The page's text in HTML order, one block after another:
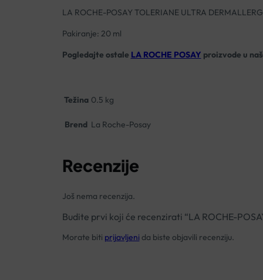
LA ROCHE-POSAY TOLERIANE ULTRA
Pakiranje: 20 ml
Pogledajte ostale LA ROCHE POSAY proizvode u
Težina 0.5 kg
Brend La Roche-Posay
Recenzije
Još nema recenzija.
Budite prvi koji će recenzirati “LA ROCHE-
Morate biti prijavljeni da biste objavili recenziju.